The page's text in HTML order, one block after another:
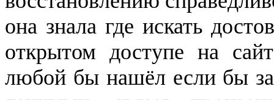
она знала где искать
открытом доступе на
любой бы нашёл если бы